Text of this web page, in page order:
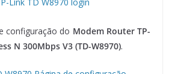
configuração do Modem Router TP-
N 300Mbps V3 (TD-W8970).